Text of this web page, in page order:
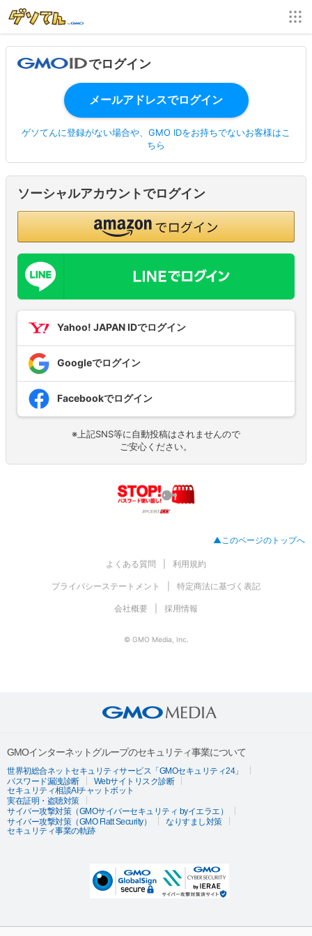
でログイン
ゲソてんに登録がない場合や、GMO IDをお持ちでないお客様はこ
ちら
ソーシャルアカウントでログイン
Yahoo! JAPAN IDでログイン
Googleでログイン
Facebookでログイン
※上記SNS等に自動投稿はされませんので
ご安心ください。
▲このページのトップへ
よくある質問 利用規約
プライバシーステートメント 特定商法に基づく表記
会社概要 採用情報
© GMO Media, Inc.
GMOインターネットグループのセキュリティ事業について
世界初総合ネットセキュリティサービス「GMOセキュリティ24」
パスワード漏洩診断
Webサイトリスク診断
セキュリティ相談AIチャットボット
実在証明・盗聴対策
サイバー攻撃対策（GMOサイバーセキュリティ byイエラエ）
サイバー攻撃対策（GMO Flatt Security）
なりすまし対策
セキュリティ事業の軌跡